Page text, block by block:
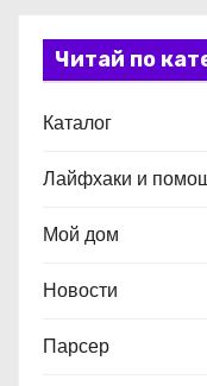
Читай по
Каталог
Лайфхаки и
Мой дом
Новости
Парсер